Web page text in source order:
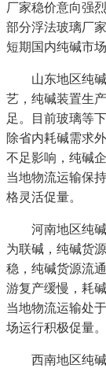
厂家稳价意向强
部分浮法玻璃厂
短期国内纯碱市
山东地区纯碱
艺，纯碱装置生
足。目前玻璃等
除省内耗碱需求
不足影响，纯碱
当地物流运输保
格灵活促量。
河南地区纯碱
为联碱，纯碱货
稳，纯碱货源流
游复产缓慢，耗
当地物流运输处
场运行积极促量。
西南地区纯碱